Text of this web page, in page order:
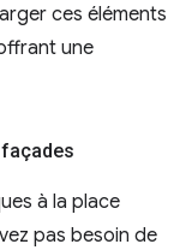
ces éléments
une
à la place
pas besoin de